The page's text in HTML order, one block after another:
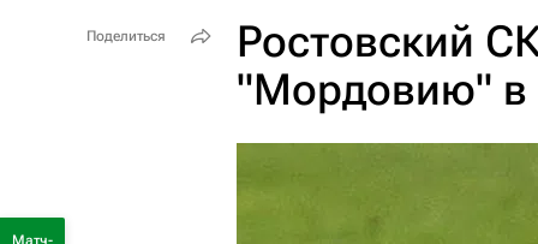
Ростовский
"Мордовию" в
Поделиться
Матч-